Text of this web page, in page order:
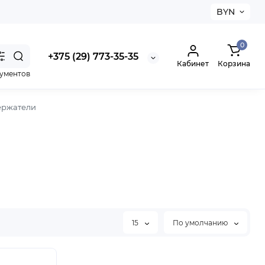
BYN
+375 (29) 773-35-35
Кабинет
0
Корзина
15 По умолчанию